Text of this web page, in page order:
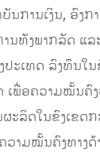
ນການເງິນ, ອົງກ
ນທັງພາກລັດ ແ
ປະເທດ ລົງທຶນໃ
ເພື່ອຄວາມໝັ້ນຄົງ
ຜະລິດໃນຂົງເຂດ
ວາມໝັ້ນຄົງທາງດ້